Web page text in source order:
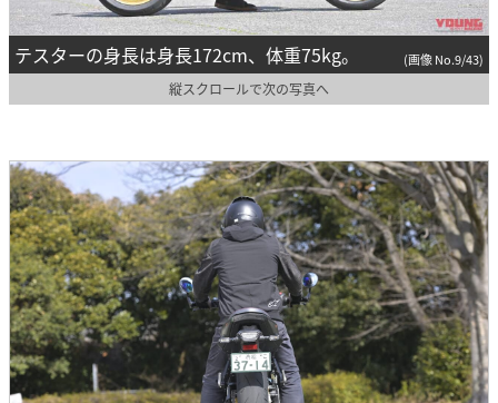
テスターの身長は身長172cm、体重75kg。 (画像 No.9/43)
縦スクロールで次の写真へ